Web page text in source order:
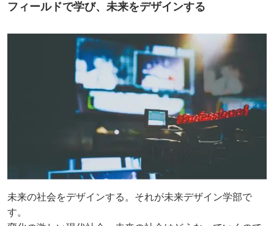
フィールドで学び、未来をデザインする
未来の社会をデザインする。それが未来デザイン学部で
す。